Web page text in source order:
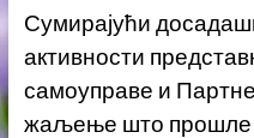
Сумирајући
активности
самоуправе и
жаљење што прошле